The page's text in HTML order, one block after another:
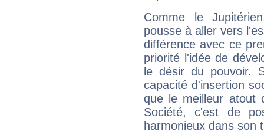
Comme le
pousse à aller vers
différence avec ce
priorité l'idée de
le désir du pouvoir.
capacité d'insertion
que le meilleur atout
Société, c'est de
harmonieux dans son